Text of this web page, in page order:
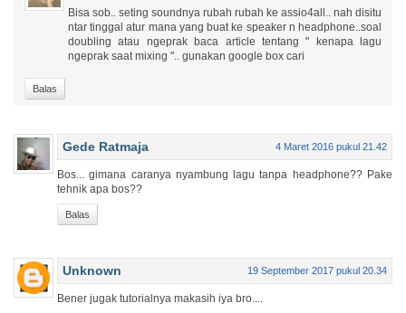
Bisa sob.. seting soundnya rubah rubah ke assio4all.. nah disitu
ntar tinggal atur mana yang buat ke speaker n headphone..soal
doubling atau ngeprak baca article tentang " kenapa lagu
ngeprak saat mixing ".. gunakan google box cari
Balas
Gede Ratmaja 4 Maret 2016 pukul 21.42
Bos... gimana caranya nyambung lagu tanpa headphone?? Pake
tehnik apa bos??
Balas
Unknown 19 September 2017 pukul 20.34
Bener jugak tutorialnya makasih iya bro....